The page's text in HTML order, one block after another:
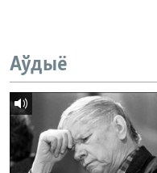
Аўдыё